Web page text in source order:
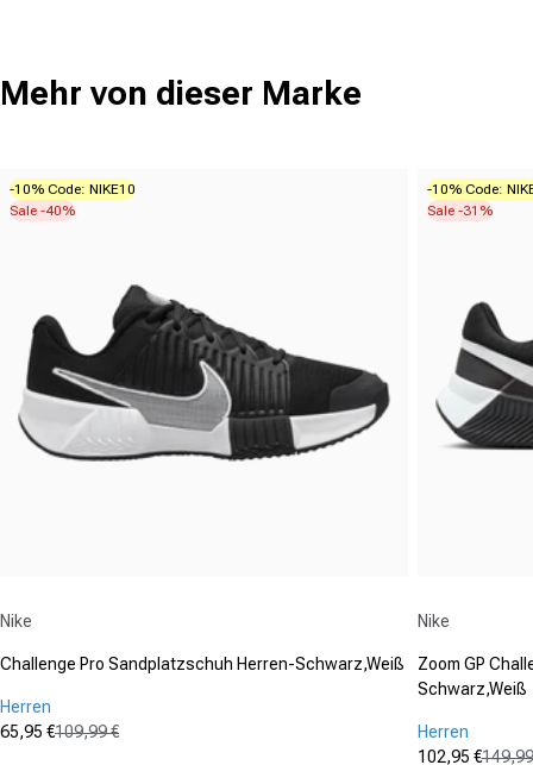
Mehr von dieser Marke
-10% Code: NIKE10
Sale -40%
Nike
Challenge Pro Sandplatzschuh Herren-Schwarz,Weiß
Herren
Verkaufspreis
65,95 €
Normaler Preis
109,99 €
-10% Code:
Sale -31%
Nike
Zoom GP
Schwarz,Weiß
Herren
102,95 €